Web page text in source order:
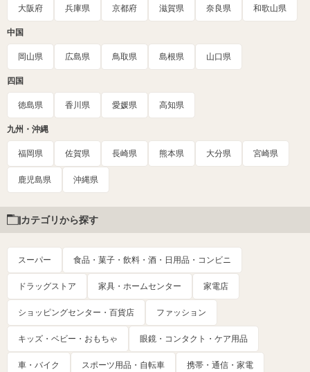
大阪府 兵庫県 京都府 滋賀県 奈良県 和歌山県
中国
岡山県 広島県 鳥取県 島根県 山口県
四国
徳島県 香川県 愛媛県 高知県
九州・沖縄
福岡県 佐賀県 長崎県 熊本県 大分県 宮崎県
鹿児島県 沖縄県
カテゴリから探す
スーパー 食品・菓子・飲料・酒・日用品・コンビニ
ドラッグストア 家具・ホームセンター 家電店
ショッピングセンター・百貨店 ファッション
キッズ・ベビー・おもちゃ 眼鏡・コンタクト・ケア用品
車・バイク スポーツ用品・自転車 携帯・通信・家電